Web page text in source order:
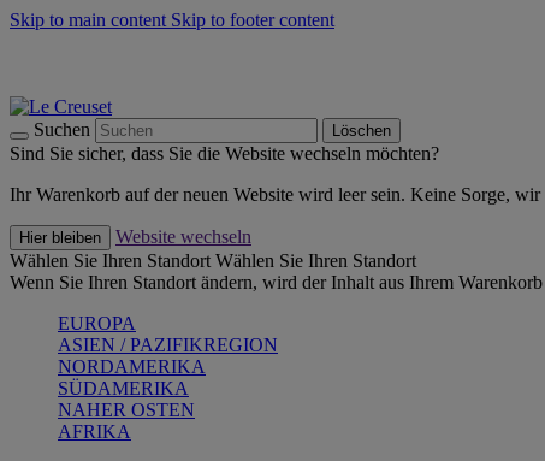
Skip to main content Skip to footer content
Suchen Löschen
Sind Sie sicher, dass Sie die Website wechseln möchten?
Ihr Warenkorb auf der neuen Website wird leer sein. Keine Sorge,
Hier bleiben
Website wechseln
Wählen Sie Ihren Standort Wählen Sie Ihren Standort
Wenn Sie Ihren Standort ändern, wird der Inhalt aus Ihrem
EUROPA
ASIEN / PAZIFIKREGION
NORDAMERIKA
SÜDAMERIKA
NAHER OSTEN
AFRIKA